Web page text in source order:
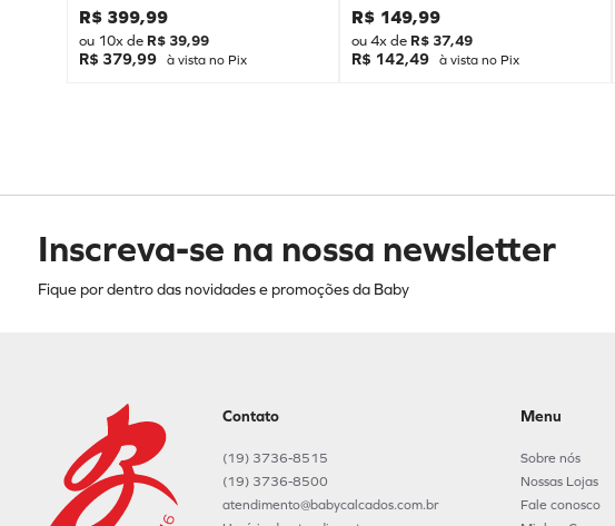
R$ 399,99
ou 10x de R$ 39,99
R$ 379,99 à vista no Pix
R$ 149,99
ou4x de R$ 37,49
R$ 142,49 à vista no Pix
Inscreva-se na nossa newsletter
Fique por dentro das novidades e promoções da Baby
Contato
(19) 3736-8515
(19) 3736-8500
atendimento@babycalcados.com.br
Menu
Sobre nós
Nossas Lojas
Fale conosco